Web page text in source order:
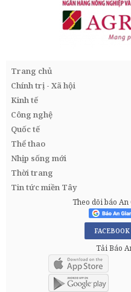
Trang chủ
Chính trị - Xã hội
Kinh tế
Công nghệ
Quốc tế
Thể thao
Nhịp sống mới
Thời trang
Tin tức miền Tây
Theo dõi báo
FACEBOOK
Tải Báo